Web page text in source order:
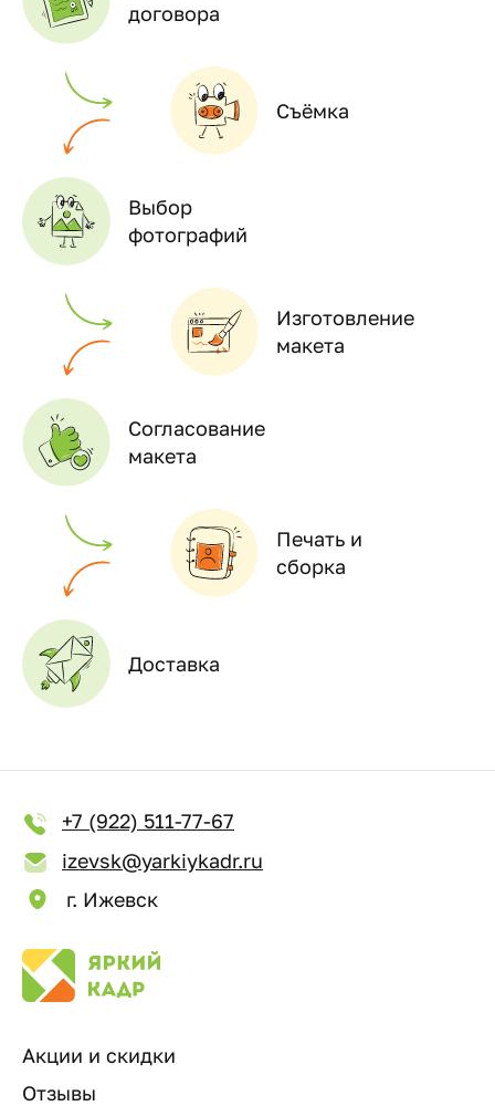
договора
Съёмка
Выбор
фотографий
Изготовление
макета
Согласование
макета
Печать и
сборка
Доставка
+7 (922) 511-77-67
izevsk@yarkiykadr.ru
г. Ижевск
Акции и скидки
Отзывы